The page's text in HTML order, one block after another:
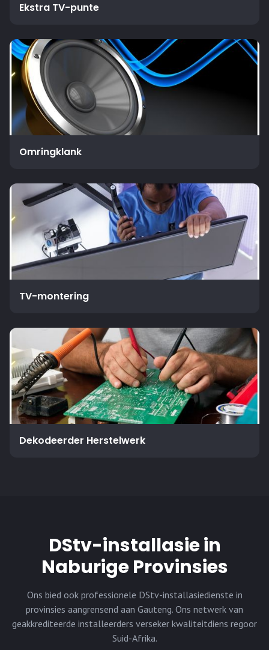
Ekstra TV-punte
Omringklank
TV-montering
Dekodeerder Herstelwerk
DStv-installasie in
Naburige Provinsies
Ons bied ook professionele DStv-installasiedienste in
provinsies aangrensend aan Gauteng. Ons netwerk van
geakkrediteerde installeerders verseker kwaliteitdiens regoor
Suid-Afrika.